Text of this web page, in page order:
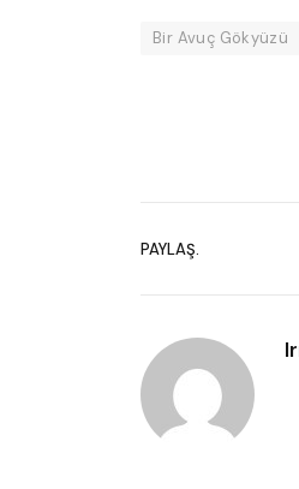
Bir Avuç Gökyüzü
PAYLAŞ.